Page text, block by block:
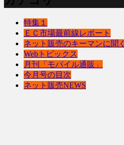
特集１
ＥＣ市場最前線レポート
ネット販売のキーマンに聞く
Webトピックス
月刊「モバイル通販」
今月号の目次
ネット販売NEWS